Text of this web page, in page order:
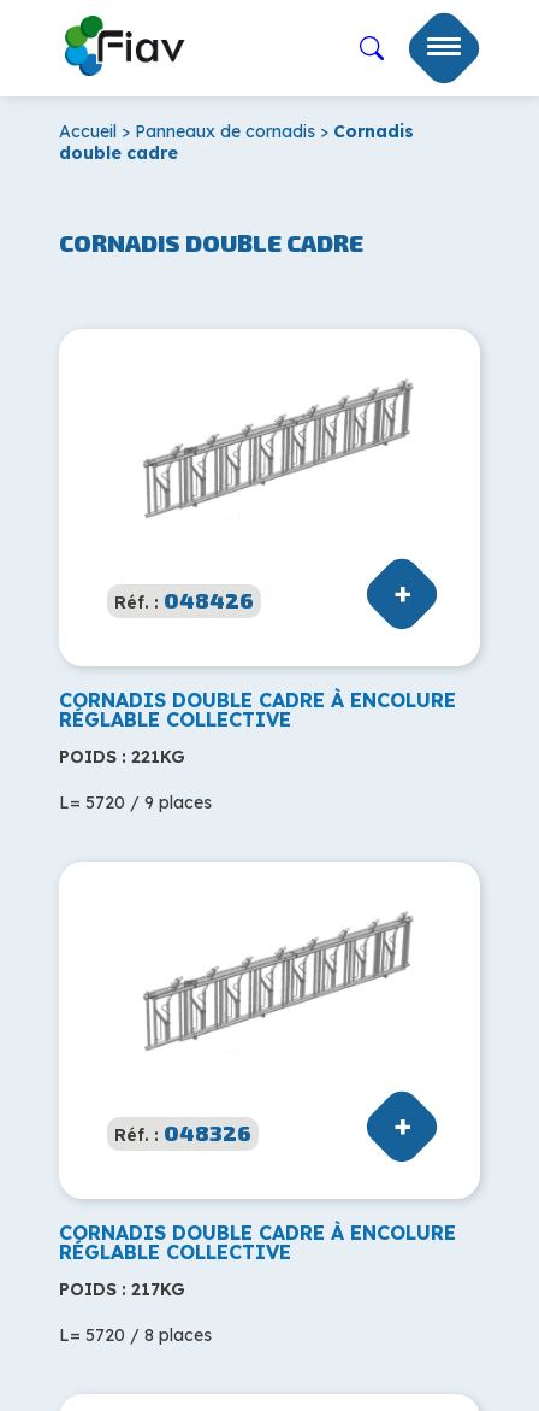
Accueil > Panneaux de cornadis > Cornadis
double cadre
CORNADIS DOUBLE CADRE
Réf. : 048426
CORNADIS DOUBLE CADRE À ENCOLURE
RÉGLABLE COLLECTIVE
POIDS : 221KG
L= 5720 / 9 places
Réf. : 048326
CORNADIS DOUBLE CADRE À ENCOLURE
RÉGLABLE COLLECTIVE
POIDS : 217KG
L= 5720 / 8 places